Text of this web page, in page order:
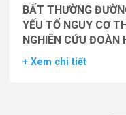
BẤT THƯỜNG
YẾU TỐ NGUY CƠ
NGHIÊN CỨU ĐOÀN
+ Xem chi tiết